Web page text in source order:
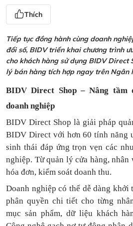
Thích
Tiếp tục đồng hành cùng doanh
đổi số, BIDV triển khai chương trình
cho khách hàng sử dụng BIDV Direct
lý bán hàng tích hợp ngay trên Ngân
BIDV Direct Shop – Nâng tầm
doanh nghiệp
BIDV Direct Shop là giải pháp
BIDV Direct với hơn 60 tính năng
sinh thái đáp ứng trọn vẹn các
nghiệp. Từ quản lý cửa hàng, nhân
hóa đơn, kiểm soát doanh thu.
Doanh nghiệp có thể dễ dàng khởi
phân quyền chi tiết cho từng
mục sản phẩm, dữ liệu khách